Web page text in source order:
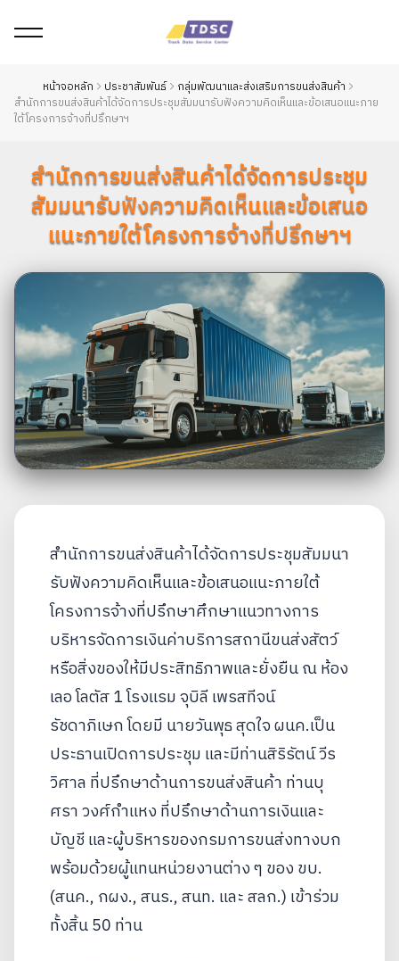
หน้าจอหลัก ประชาสัมพันธ์
กลุ่มพัฒนาและส่งเสริมการขนส่งสินค้า
สำนักการขนส่งสินค้าได้จัดการประชุมสัมมนารับฟังความคิดเห็นและข้อเสนอแนะภาย
ใต้โครงการจ้างที่ปรึกษาฯ
สำนักการขนส่งสินค้าได้จัดการประชุม
สัมมนารับฟังความคิดเห็นและข้อเสนอ
แนะภายใต้โครงการจ้างที่ปรึกษาฯ
สำนักการขนส่งสินค้าได้จัดการประชุมสัมมนา
รับฟังความคิดเห็นและข้อเสนอแนะภายใต้
โครงการจ้างที่ปรึกษาศึกษาแนวทางการ
บริหารจัดการเงินค่าบริการสถานีขนส่งสัตว์
หรือสิ่งของให้มีประสิทธิภาพและยั่งยืน ณ ห้อง
เลอ โลตัส 1 โรงแรม จุบิลี เพรสทีจน์
รัชดาภิเษก โดยมี นายวันพุธ สุดใจ ผนค.เป็น
ประธานเปิดการประชุม และมีท่านสิริรัตน์ วีร
วิศาล ที่ปรึกษาด้านการขนส่งสินค้า ท่านบุ
ศรา วงศ์กำแหง ที่ปรึกษาด้านการเงินและ
บัญชี และผู้บริหารของกรมการขนส่งทางบก
พร้อมด้วยผู้แทนหน่วยงานต่าง ๆ ของ ขบ.
(สนค., กผง., สนร., สนท. และ สลก.) เข้าร่วม
ทั้งสิ้น 50 ท่าน